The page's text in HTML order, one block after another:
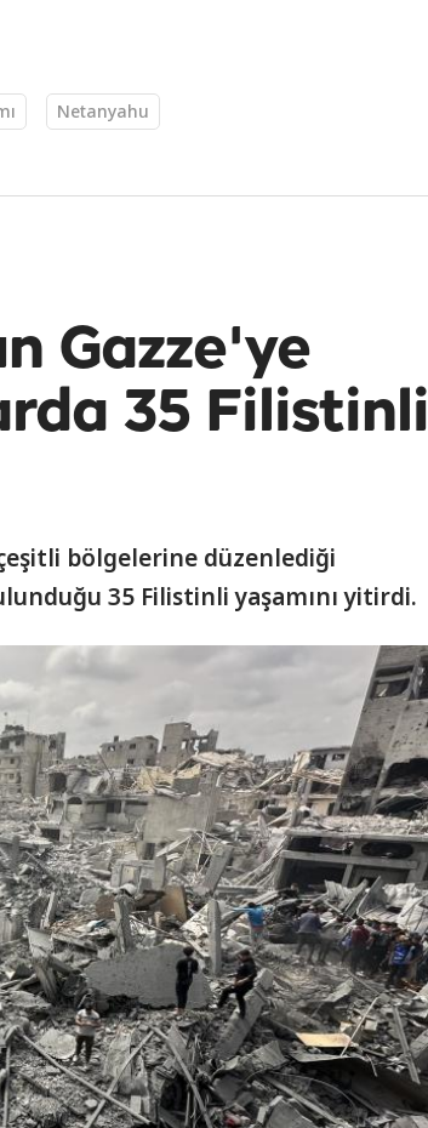
Netanyahu
Gazze'ye
35 Filistinli
bölgelerine düzenlediği
35 Filistinli yaşamını yitirdi.